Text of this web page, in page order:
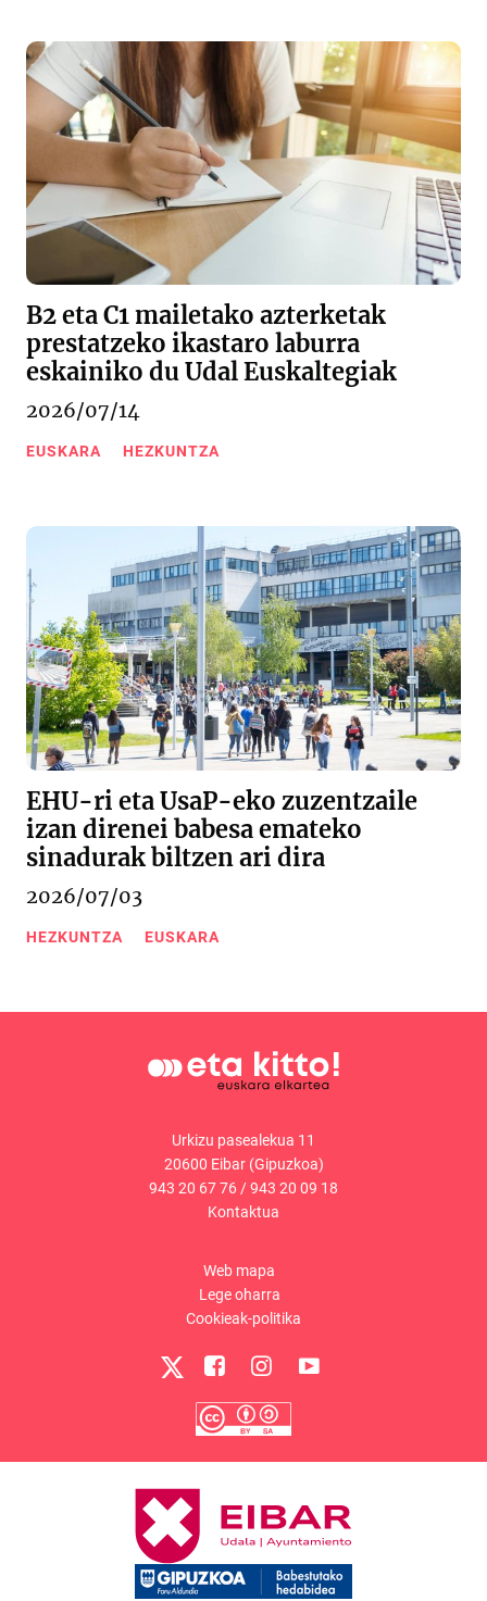
B2 eta C1 mailetako azterketak
prestatzeko ikastaro laburra
eskainiko du Udal Euskaltegiak
2026/07/14
EUSKARA HEZKUNTZA
EHU-ri eta UsaP-eko zuzentzaile
izan direnei babesa emateko
sinadurak biltzen ari dira
2026/07/03
HEZKUNTZA EUSKARA
Urkizu pasealekua 11
20600 Eibar (Gipuzkoa)
943 20 67 76 /943 20 09 18
Kontaktua
Web mapa
Lege oharra
Cookieak-politika